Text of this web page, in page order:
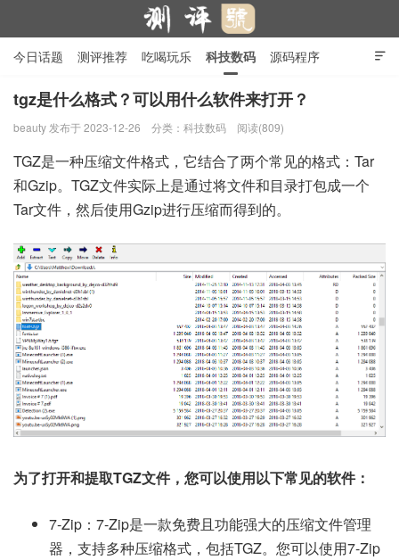

今日话题 测评推荐 吃喝玩乐 科技数码 源码程序
行业产品 在线投稿 隐私政策
tgz是什么格式？可以用什么软件来打开？
beauty 发布于 2023-12-26 分类： 科技数码 阅读(809)
TGZ是一种压缩文件格式，它结合了两个常见的格式：Tar
和Gzip。TGZ文件实际上是通过将文件和目录打包成一个
Tar文件，然后使用Gzip进行压缩而得到的。
为了打开和提取TGZ文件，您可以使用以下常见的软件：
7-Zip：7-Zip是一款免费且功能强大的压缩文件管理
器，支持多种压缩格式，包括TGZ。您可以使用7-Zip